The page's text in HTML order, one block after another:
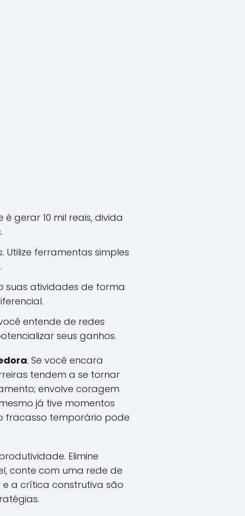
gerar 10 mil reais, divida
Utilize ferramentas simples
suas atividades de forma
entende de redes
seus ganhos.
. Se você encara
tendem a se tornar
envolve coragem
já tive momentos
fracasso temporário pode
Elimine
conte com uma rede de
a crítica construtiva são